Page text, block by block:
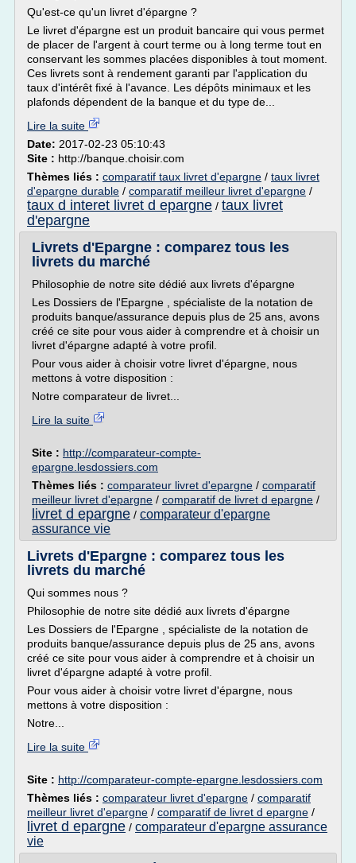
Qu'est-ce qu'un livret d'épargne ?
Le livret d'épargne est un produit bancaire qui vous permet
de placer de l'argent à court terme ou à long terme tout en
conservant les sommes placées disponibles à tout moment.
Ces livrets sont à rendement garanti par l'application du
taux d'intérêt fixé à l'avance. Les dépôts minimaux et les
plafonds dépendent de la banque et du type de...
Lire la suite
Date: 2017-02-23 05:10:43
Site : http://banque.choisir.com
Thèmes liés : comparatif taux livret d'epargne / taux livret
d'epargne durable / comparatif meilleur livret d'epargne /
taux d interet livret d epargne / taux livret
d'epargne
Livrets d'Epargne : comparez tous les
livrets du marché
Philosophie de notre site dédié aux livrets d'épargne
Les Dossiers de l'Epargne , spécialiste de la notation de
produits banque/assurance depuis plus de 25 ans, avons
créé ce site pour vous aider à comprendre et à choisir un
livret d'épargne adapté à votre profil.
Pour vous aider à choisir votre livret d'épargne, nous
mettons à votre disposition :
Notre comparateur de livret...
Lire la suite
Site : http://comparateur-compte-
epargne.lesdossiers.com
Thèmes liés : comparateur livret d'epargne / comparatif
meilleur livret d'epargne / comparatif de livret d epargne /
livret d epargne / comparateur d'epargne
assurance vie
Livrets d'Epargne : comparez tous les
livrets du marché
Qui sommes nous ?
Philosophie de notre site dédié aux livrets d'épargne
Les Dossiers de l'Epargne , spécialiste de la notation de
produits banque/assurance depuis plus de 25 ans, avons
créé ce site pour vous aider à comprendre et à choisir un
livret d'épargne adapté à votre profil.
Pour vous aider à choisir votre livret d'épargne, nous
mettons à votre disposition :
Notre...
Lire la suite
Site : http://comparateur-compte-epargne.lesdossiers.com
Thèmes liés : comparateur livret d'epargne / comparatif
meilleur livret d'epargne / comparatif de livret d epargne /
livret d epargne / comparateur d'epargne assurance
vie